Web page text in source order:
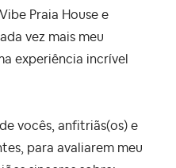
Praia House e
vez mais meu
experiência incrível
vocês, anfitriãs(os) e
para avaliarem meu